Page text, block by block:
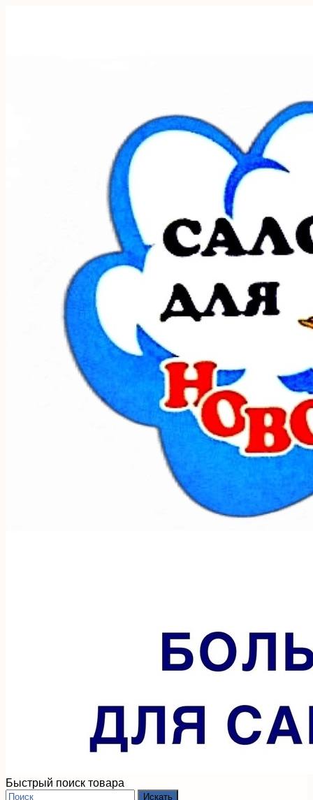
Быстрый поиск товара